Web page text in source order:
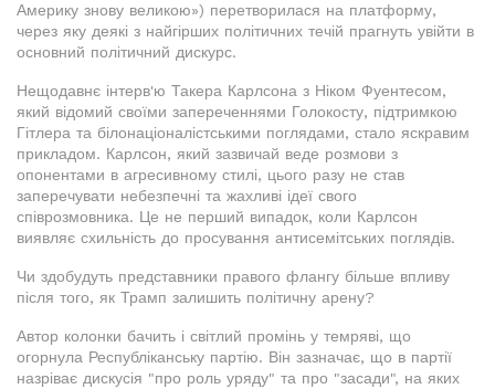
Америку знову великою») перетворилася на платформу,
через яку деякі з найгірших політичних течій прагнуть увійти в
основний політичний дискурс.
Нещодавнє інтерв'ю Такера Карлсона з Ніком Фуентесом,
який відомий своїми запереченнями Голокосту, підтримкою
Гітлера та білонаціоналістськими поглядами, стало яскравим
прикладом. Карлсон, який зазвичай веде розмови з
опонентами в агресивному стилі, цього разу не став
заперечувати небезпечні та жахливі ідеї свого
співрозмовника. Це не перший випадок, коли Карлсон
виявляє схильність до просування антисемітських поглядів.
Чи здобудуть представники правого флангу більше впливу
після того, як Трамп залишить політичну арену?
Автор колонки бачить і світлий промінь у темряві, що
огорнула Республіканську партію. Він зазначає, що в партії
назріває дискусія "про роль уряду" та про "засади", на яких